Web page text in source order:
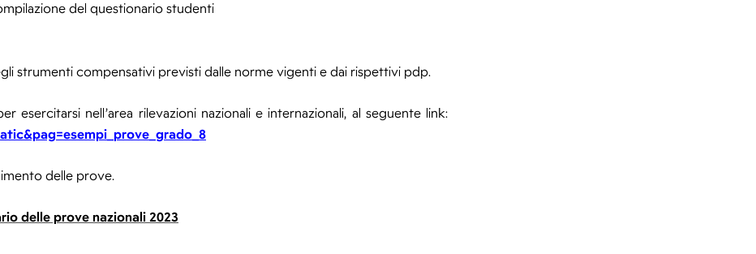
del questionario studenti
strumenti compensativi previsti dalle norme vigenti e dai rispettivi pdp.
esercitarsi nell’area rilevazioni nazionali e internazionali, al seguente link:
delle prove.
delle prove nazionali 2023